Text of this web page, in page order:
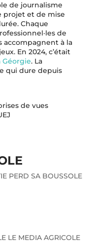
de journalisme
projet et de mise
Chaque
de
accompagnent à la
En 2024, c’était
Géorgie. La
qui dure depuis
de vues
PERD SA BOUSSOLE
LE MEDIA AGRICOLE